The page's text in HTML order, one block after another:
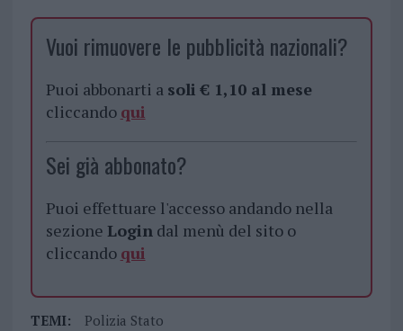
Vuoi rimuovere le pubblicità nazionali?
Puoi abbonarti a soli € 1,10 al mese
cliccando qui
Sei già abbonato?
Puoi effettuare l'accesso andando nella
sezione Logindal menù del sito o
cliccando qui
TEMI: Polizia Stato